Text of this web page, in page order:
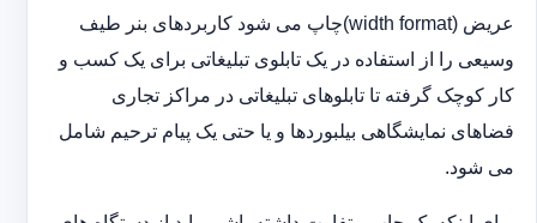
عریض (width format)چاپ می شود کاربردهای بنر طیف
وسیعی را از استفاده در یک تابلوی تبلیغاتی برای یک کسب و
کار کوچک گرفته تا تابلوهای تبلیغاتی در مراکز تجاری
فضاهای نمایشگاهی بیلبوردها و یا حتی یک پیام ترحیم شامل
می شود.